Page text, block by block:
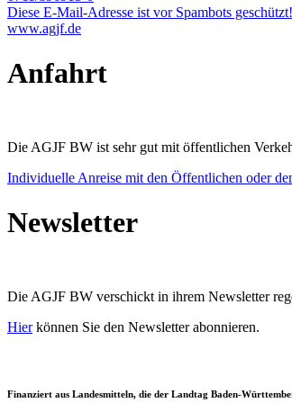
Diese E-Mail-Adresse ist vor Spambots
www.agjf.de
Anfahrt
Die AGJF BW ist sehr gut mit öffentlichen
Individuelle Anreise mit den Öffentlichen oder
Newsletter
Die AGJF BW verschickt in ihrem Newsletter
Hierkönnen Sie den Newsletter abonnieren.
Finanziert aus Landesmitteln, die der Landtag Baden-